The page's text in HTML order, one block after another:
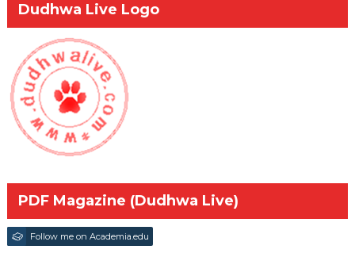
Dudhwa Live Logo
PDF Magazine (Dudhwa Live)
Follow me on Academia.edu